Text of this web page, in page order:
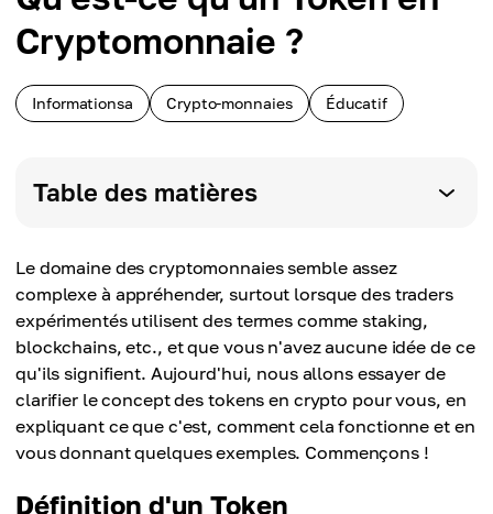
Cryptomonnaie ?
Informationsa Crypto-monnaies Éducatif
Table des matières
Le domaine des cryptomonnaies semble assez
complexe à appréhender, surtout lorsque des traders
expérimentés utilisent des termes comme staking,
blockchains, etc., et que vous n'avez aucune idée de ce
qu'ils signifient. Aujourd'hui, nous allons essayer de
clarifier le concept des tokens en crypto pour vous, en
expliquant ce que c'est, comment cela fonctionne et en
vous donnant quelques exemples. Commençons !
Définition d'un Token